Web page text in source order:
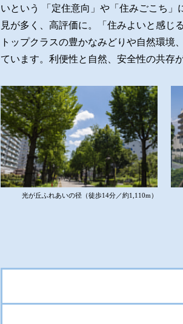
光が丘ライフ ／アメニティ・共用
2025.3.21
2025.3.10
設備仕様ページ公開しました。
2025.3.7
物件エントリー開始しました
いという 「定住意向」や「住みごこち
見が多く、高評価に。「住みよいと感じ
トップクラスの豊かなみどりや自然環境
ています。利便性と自然、安全性の共存
光が丘ふれあいの径（徒歩14分／約1,110m）